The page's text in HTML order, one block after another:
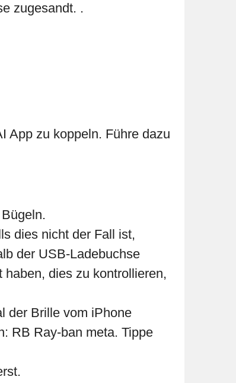
zugesandt. .
App zu koppeln. Führe dazu
dies nicht der Fall ist,
der USB-Ladebuchse
dies zu kontrollieren,
der Brille vom iPhone
RB Ray-ban meta. Tippe